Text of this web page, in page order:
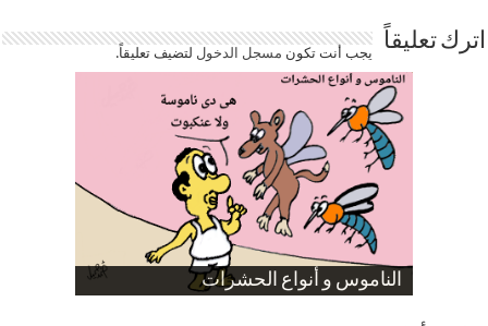
اترك تعليقاً يجب أنت تكون مسجل الدخوللتضيف تعليقاً.
الناموس و أنواع الحشرات
الموظفين بعد ارتفاع الأسعار
ارتفاع نسبة الطلاق في مصر
صورة كاركاتيرية
صورة كاركاتيرية